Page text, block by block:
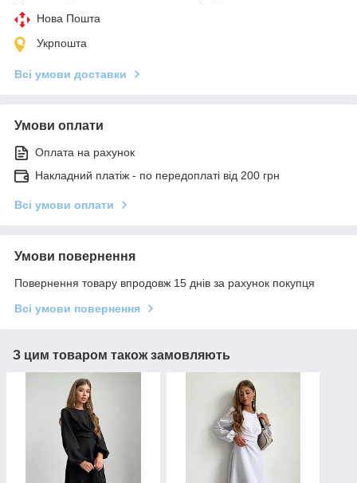
Нова Пошта
Укрпошта
Всі умови доставки
Умови оплати
Оплата на рахунок
Накладний платіж - по передоплаті від 200 грн
Всі умови оплати
Умови повернення
Повернення товару впродовж 15 днів за рахунок покупця
Всі умови повернення
З цим товаром також замовляють